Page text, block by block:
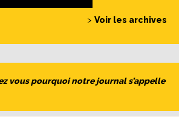
> Voir les archives
vous pourquoi notre journal s’appelle